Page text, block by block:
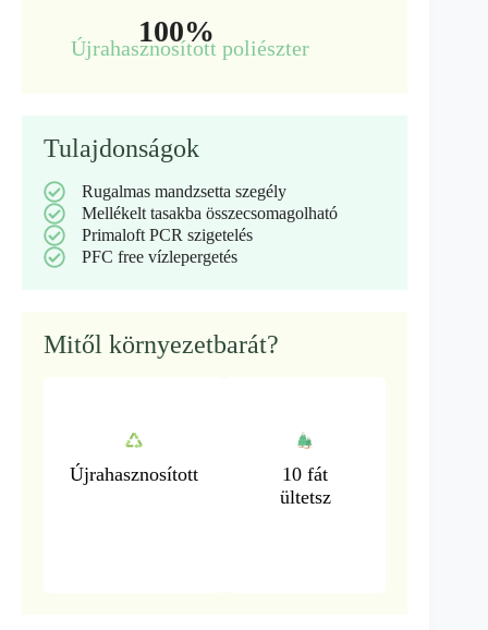
100%
Újrahasznosított poliészter
Tulajdonságok
Rugalmas mandzsetta szegély
Mellékelt tasakba összecsomagolható
Primaloft PCR szigetelés
PFC free vízlepergetés
Mitől környezetbarát?
Újrahasznosított
10 fát
ültetsz